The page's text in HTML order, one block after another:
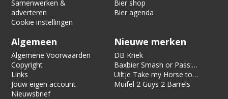
Samenwerken &
adverteren
Cookie instellingen
Bier shop
Bier agenda
Algemeen
Algemene Voorwaarden
Copyright
Links
Jouw eigen account
Nieuwsbrief
Nieuwe merken
DB Kriek
Baxbier Smash or Pass:
Strata
Uiltje Take my Horse to
the Hotel Room
Muifel 2 Guys 2 Barrels